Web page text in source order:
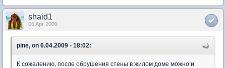
shaid1
06 Apr 2009
pine, on 6.04.2009 - 18:02:
К сожалению, после обрушения стены в жилом доме можно и